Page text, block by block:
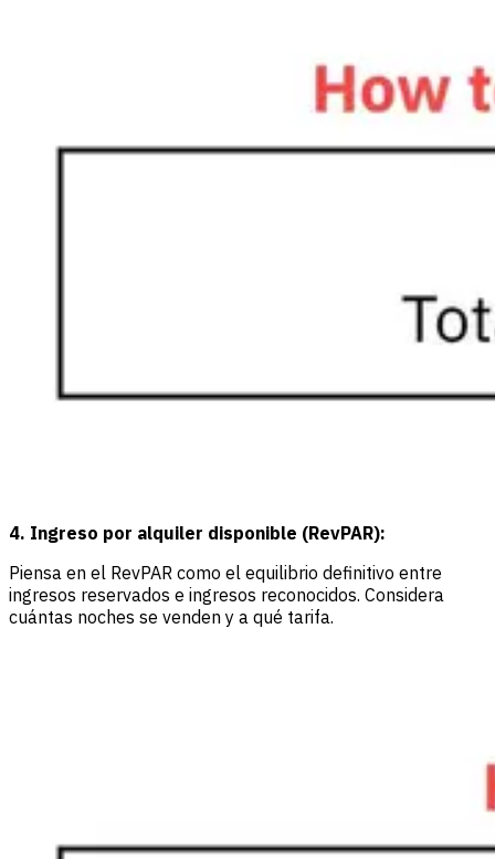
4. Ingreso por alquiler disponible (RevPAR):
Piensa en el RevPAR como el equilibrio definitivo entre
ingresos reservados e ingresos reconocidos. Considera
cuántas noches se venden y a qué tarifa.